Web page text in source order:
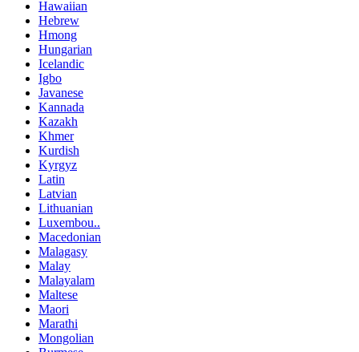
Hawaiian
Hebrew
Hmong
Hungarian
Icelandic
Igbo
Javanese
Kannada
Kazakh
Khmer
Kurdish
Kyrgyz
Latin
Latvian
Lithuanian
Luxembou..
Macedonian
Malagasy
Malay
Malayalam
Maltese
Maori
Marathi
Mongolian